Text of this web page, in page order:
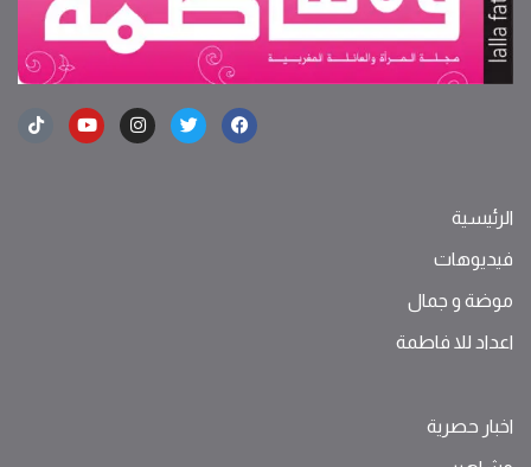
الرئيسية
فيديوهات
موضة ‫و‬ ‫‬‫جمال‬
اعداد للا فاطمة
اخبار حصرية